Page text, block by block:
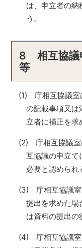
は、申立者の
う。
8 相互協議
等
(1) 庁相互協議室
の記載事項又は
立者に補正を求
(2) 庁相互協議室
互協議の申立て
必要と認められ
(3) 庁相互協議室
提出を求めた場
は資料の提出の
(4) 庁相互協議室